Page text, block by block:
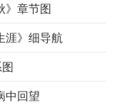
》章节图
涯》细导航
中回望